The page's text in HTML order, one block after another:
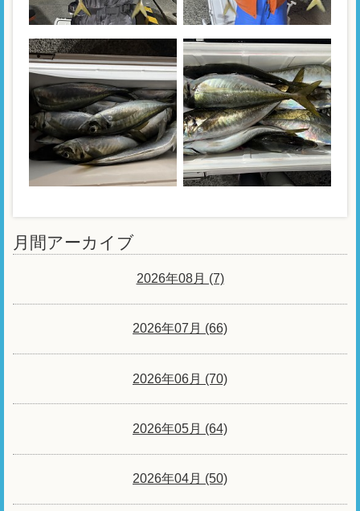
月間アーカイブ
2026年08月 (7)
2026年07月 (66)
2026年06月 (70)
2026年05月 (64)
2026年04月 (50)